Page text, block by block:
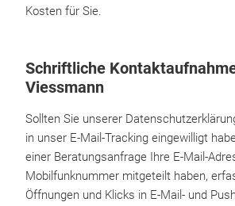
Kosten für Sie.
Schriftliche
Viessmann
Sollten Sie unserer
in unser E-Mail-Tracking eingewilligt
einer Beratungsanfrage Ihre E-Mail-
Mobilfunknummer mitgeteilt haben,
Öffnungen und Klicks in E-Mail- und